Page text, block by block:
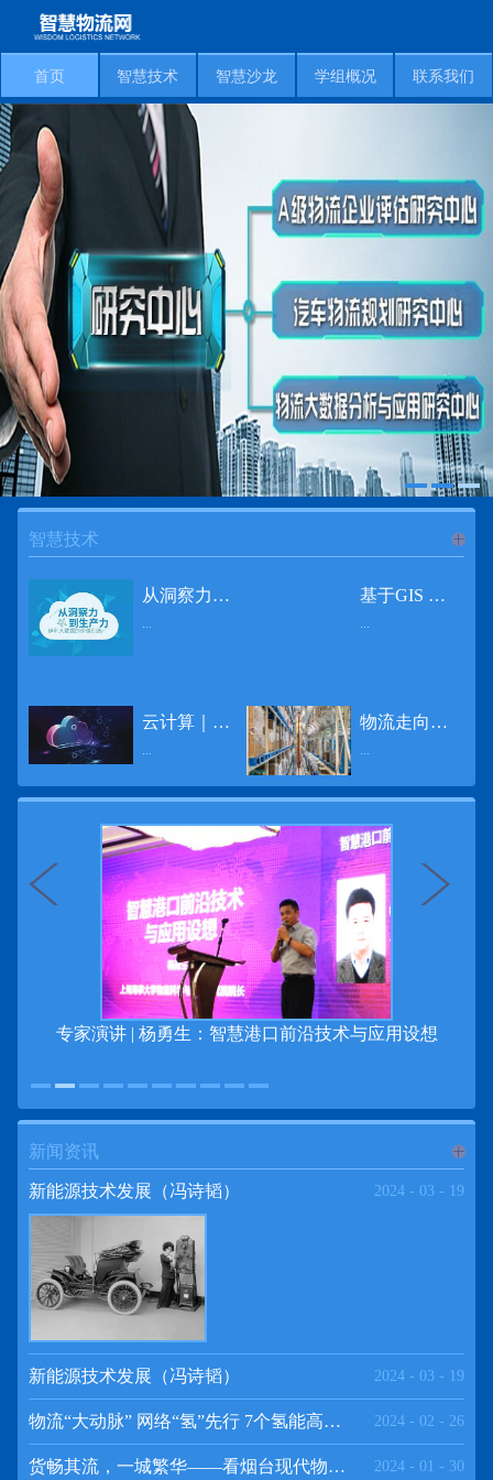
首页 智慧技术 智慧沙龙 学组概况 联系我们
智慧技术
从洞察力到生产力 伊利大数据的价值创造
...
基于GIS 的小城市交通网络分析研究
...
云计算｜边缘计算将为物联网行业带来巨大增长
...
物流走向未来的“魔法师”
...
专家演讲 | 杨勇生：智慧港口前沿技术与应用设想
新闻资讯
新能源技术发展（冯诗韬） 2024 - 03 - 19
新能源技术发展（冯诗韬） 2024 - 03 - 19
物流“大动脉” 网络“氢”先行 7个氢能高速场景落地京津冀 2024 - 02 - 26
货畅其流，一城繁华——看烟台现代物流发展 2024 - 01 - 30
频道
>>